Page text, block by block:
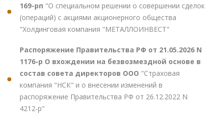
169-рп "О специальном решении о совершении сделок
(операций) с акциями акционерного общества
"Холдинговая компания "МЕТАЛЛОИНВЕСТ"
Распоряжение Правительства РФ от 21.05.2026 N
1176-р О вхождении на безвозмездной основе в
состав совета директоров ООО "Страховая
компания "НСК" и о внесении изменений в
распоряжение Правительства РФ от 26.12.2022 N
4212-р"